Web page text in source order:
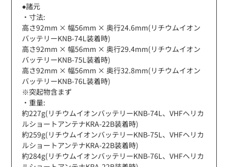
●諸元
・寸法:
高さ92mm × 幅56mm × 奥行24.6mm(リチウムイオン
バッテリーKNB-74L装着時)
高さ92mm × 幅56mm × 奥行29.4mm(リチウムイオン
バッテリーKNB-75L装着時)
高さ92mm × 幅56mm × 奥行32.8mm(リチウムイオン
バッテリーKNB-76L装着時)
※突起物含まず
・重量:
約227g(リチウムイオンバッテリーKNB-74L、VHFヘリカ
ルショートアンテナKRA-22B装着時)
約259g(リチウムイオンバッテリーKNB-75L、VHFヘリカ
ルショートアンテナKRA-22B装着時)
約284g(リチウムイオンバッテリーKNB-76L、VHFヘリカ